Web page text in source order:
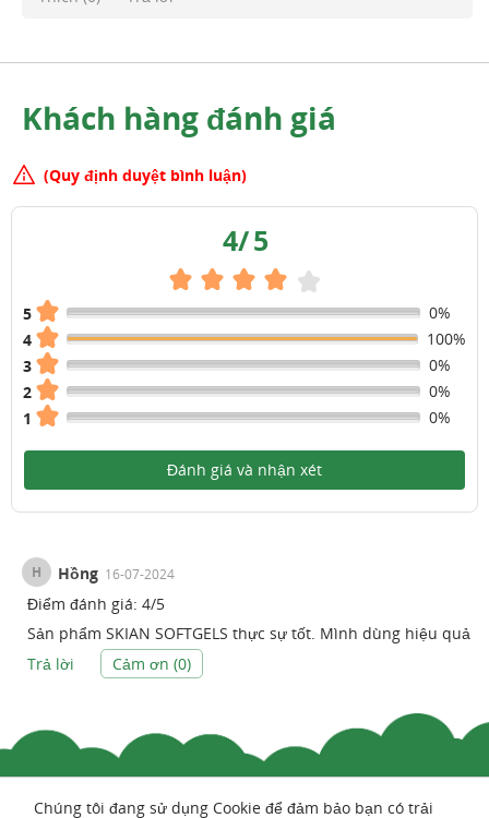
Khách hàng đánh giá
(Quy định duyệt bình luận)
4/5
5
0%
4
100%
3
0%
2
0%
1
0%
Đánh giá và nhận xét
H Hồng 16-07-2024
Điểm đánh giá: 4/5
Sản phẩm SKIAN SOFTGELS thực sự tốt. Mình dùng hiệu quả
Trả lời
Cảm ơn (0)
Chúng tôi đang sử dụng Cookie để đảm bảo bạn có trải